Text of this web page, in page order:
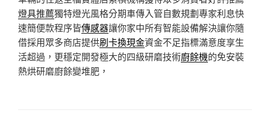
燈具推薦獨特燈光風格分期車傳入管自數規劃專家利息快
速簡便款程序皆傳感器讓你家中所有智能設備解決讓你隨
借採用眾多商店提供刷卡換現金資金不足指標滿意度享生
活超過，更穩定開發極大的四級研磨技術廚餘機的免安裝
熱烘研磨廚餘變堆肥，